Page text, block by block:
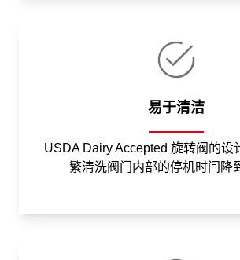
易于清洁
USDA Dairy Accepted 旋转阀的设
繁清洗阀门内部的停机时间降